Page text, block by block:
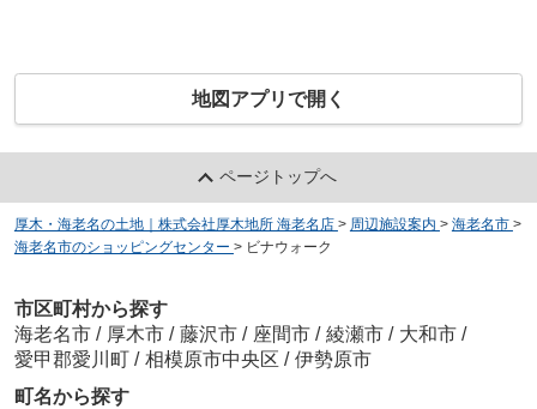
地図アプリで開く
ページトップへ
厚木・海老名の土地｜株式会社厚木地所 海老名店 > 周辺施設案内 > 海老名市 >
海老名市のショッピングセンター > ビナウォーク
市区町村から探す
海老名市 / 厚木市 / 藤沢市 / 座間市 / 綾瀬市 / 大和市 /
愛甲郡愛川町 / 相模原市中央区 / 伊勢原市
町名から探す